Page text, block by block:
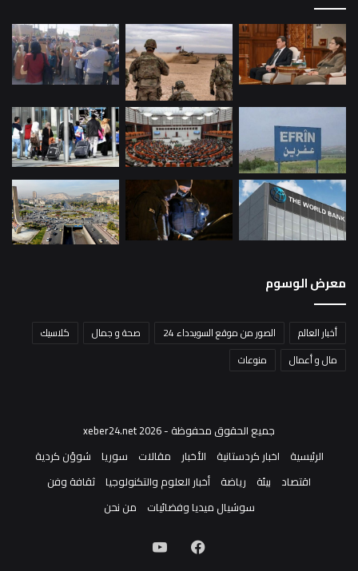
معرض الوسوم
أخبار العالم الصور من موقع السويدداء 24 صحة و جمال
كلاسيك
مال و أعمال
منوعات
جميع الحقوق محفوظة - xeber24.net 2026
الرئيسية
اخبار كردستانية الأخبار مقالات سوريا
شوؤن كردية
اقتصاد
بيئة رياضة أخبار العلوم والتكنولوجيا ثقافة وفن
سوشيال ميديا وفضائيات
من نحن
فيسبوك‫YouTube